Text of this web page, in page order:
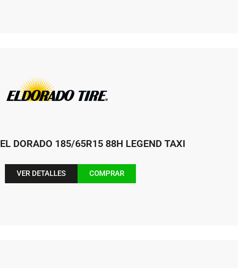
EL DORADO 185/65R15 88H LEGEND TAXI
VER DETALLES COMPRAR